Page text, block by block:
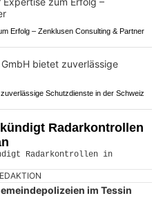
Erfolg – Zenklusen Consulting & Partner
Schutzdienste in der Schweiz
Radarkontrollen
im Tessin